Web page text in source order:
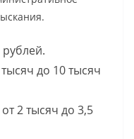
до 10 тысяч
2 тысяч до 3,5